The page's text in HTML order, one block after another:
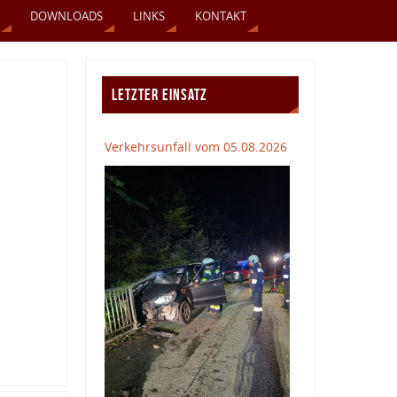
DOWNLOADS LINKS KONTAKT
LETZTER EINSATZ
Verkehrsunfall vom 05.08.2026